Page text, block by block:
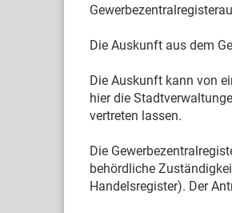
Die Auskunft aus dem
Die Auskunft kann von
hier die
vertreten lassen.
Die
behördliche
Handelsregister). Der